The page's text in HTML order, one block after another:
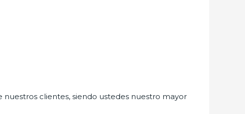
clientes, siendo ustedes nuestro mayor